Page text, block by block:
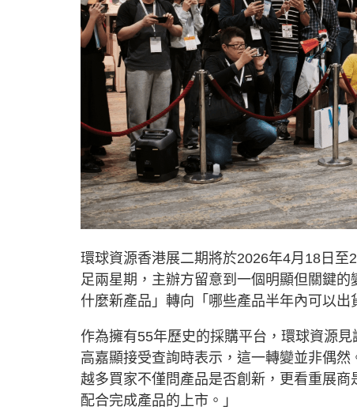
環球資源香港展二期將於2026年4月18日
足兩星期，主辦方留意到一個明顯但關鍵
什麼新產品」轉向「哪些產品半年內可以出
作為擁有55年歷史的採購平台，環球資源
高嘉顯接受查詢時表示，這一轉變並非偶
越多買家不僅問產品是否創新，更看重展
配合完成產品的上市。」